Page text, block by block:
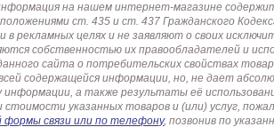
на нашем интернет-магазине
ст. 435 и ст. 437 Гражданского
рекламных целях и не заявляют о своих
собственностью их правообладателей и
сайта о потребительских свойствах
содержащейся информации, но, не дает
а также результаты её
указанных товаров и (или) услуг,
формы связи или по телефону, позвонив по